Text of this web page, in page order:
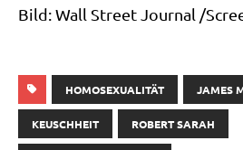
Bild: Wall Street Jour­nal /​
HOMOSEXUALITÄT JAMES
KEUSCHHEIT ROBERT SARAH